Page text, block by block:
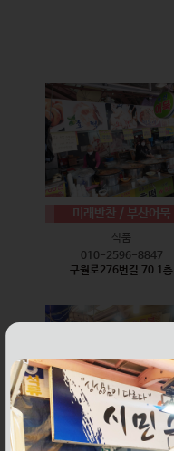
미래반찬 / 부산어묵
식품
010-2596-8847
구월로276번길 70 1층
웰빙즉석손두부